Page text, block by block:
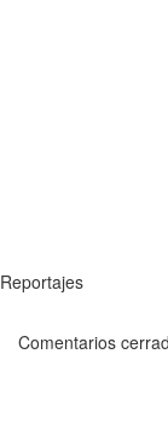
Reportajes
Comentarios